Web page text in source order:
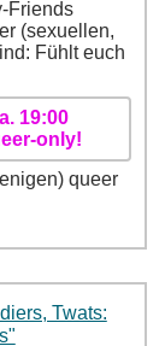
Twats: